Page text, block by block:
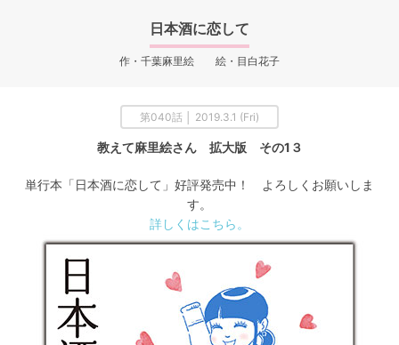
日本酒に恋して
作・千葉麻里絵 絵・目白花子
第040話 │ 2019.3.1 (Fri)
教えて麻里絵さん 拡大版 その1３
単行本「日本酒に恋して」好評発売中！ よろしくお願いしま
す。
詳しくはこちら。